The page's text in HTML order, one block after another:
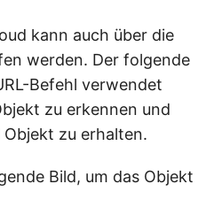
kann auch über die
werden. Der folgende
Befehl verwendet
zu erkennen und
zu erhalten.
Bild, um das Objekt